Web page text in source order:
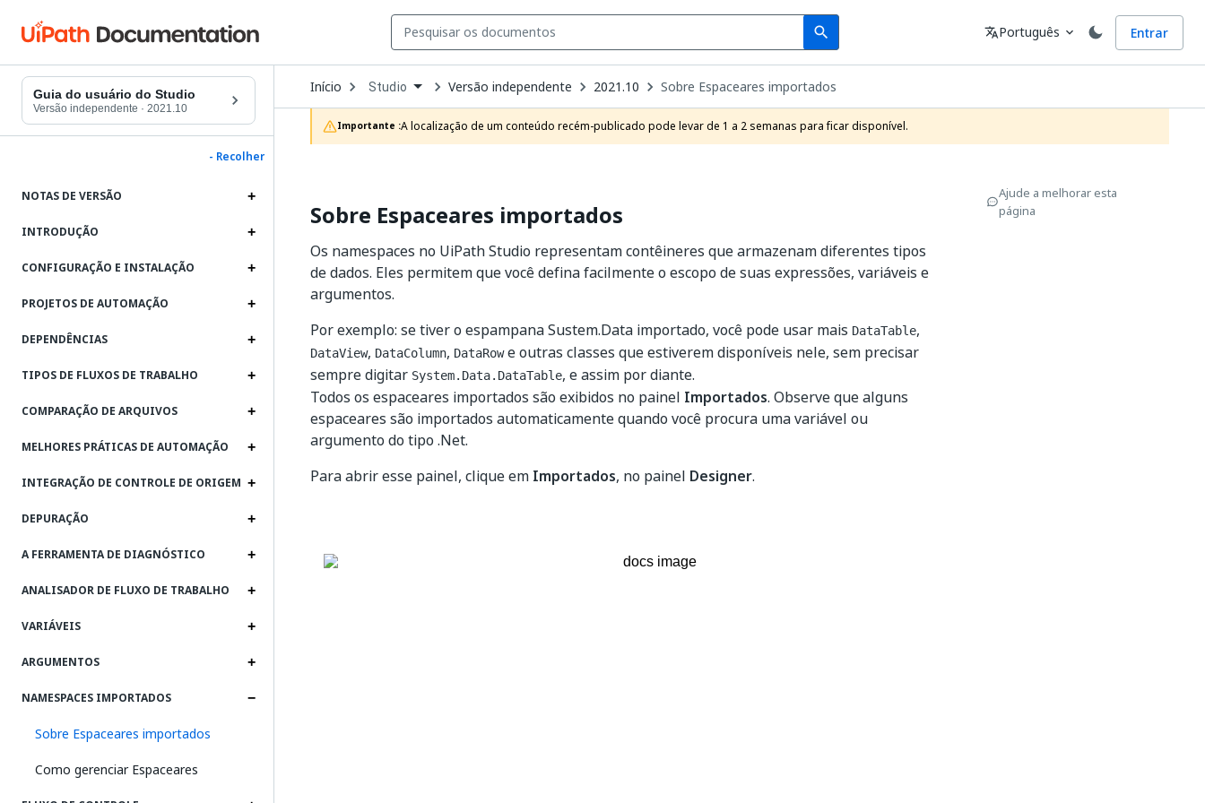
search
Search Idioma
translatePortuguês expand_more Entrar
Guia do usuário do Studio
Versão independente · 2021.10
- Recolher
NOTAS DE VERSÃO
INTRODUÇÃO
CONFIGURAÇÃO E INSTALAÇÃO
PROJETOS DE AUTOMAÇÃO
DEPENDÊNCIAS
TIPOS DE FLUXOS DE TRABALHO
COMPARAÇÃO DE ARQUIVOS
MELHORES PRÁTICAS DE AUTOMAÇÃO
INTEGRAÇÃO DE CONTROLE DE ORIGEM
DEPURAÇÃO
A FERRAMENTA DE DIAGNÓSTICO
ANALISADOR DE FLUXO DE TRABALHO
VARIÁVEIS
ARGUMENTOS
NAMESPACES IMPORTADOS
Sobre Espaceares importados
Como gerenciar Espaceares
Início Open
Dropdown
to
choose
product
Studio Versão independente 2021.10 Sobre Espaceares importados
Importante :A localização de um conteúdo recém-publicado pode levar de 1 a 2 semanas para ficar disponível.
Sobre Espaceares importados
Os namespaces no UiPath Studio representam contêineres que armazenam diferentes tipos
de dados. Eles permitem que você defina facilmente o escopo de suas expressões, variáveis e
argumentos.
Por exemplo: se tiver o espampana Sustem.Data importado, você pode usar mais DataTable,
DataView, DataColumn, DataRowe outras classes que estiverem disponíveis nele, sem precisar
sempre digitar System.Data.DataTable, e assim por diante.
Todos os espaceares importados são exibidos no painel Importados. Observe que alguns
espaceares são importados automaticamente quando você procura uma variável ou
argumento do tipo .Net.
Para abrir esse painel, clique em Importados, no painel Designer.
Ajude a melhorar esta
página